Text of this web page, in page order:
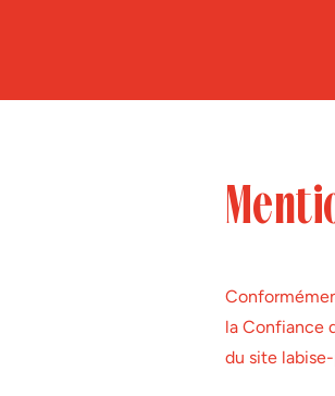
la Confiance
du site